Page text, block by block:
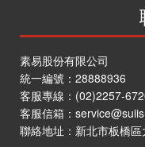
素易股份有限公司
統一編號：28888936
客服專線： (02)2257-
客服信箱：
聯絡地址： 新北市板橋